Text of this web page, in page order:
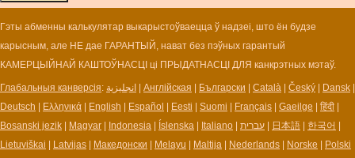
BBD
BCH
BCN
BDT
BGN
BIF
Гэты абменны калькулятар выкарыстоўваецца ў надзеі, што ён будзе
карысным, але НЕ дае ГАРАНТЫЙ, нават без пэўных гарантый
КАМЕРЦЫЙНАЙ КАШТОЎНАСЦІ ці ПРЫДАТНАСЦІ ДЛЯ канкрэтных мэтаў.
Глабальныя канверсія: انجليزية | Англійская | Български | Català | Český | Dansk |
Deutsch | Ελληνικά | English | Español | Eesti | Suomi | Français | Gaeilge | हिंदी |
Bosanski jezik | Magyar | Indonesia | Íslenska | Italiano | עברית | 日本語 | 한국어 |
Lietuviškai | Latvijas | Македонски | Melayu | Maltija | Nederlands | Norske | Polski